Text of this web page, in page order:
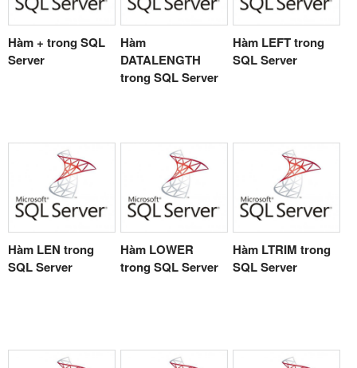
Hàm + trong SQL
Server
Hàm
DATALENGTH
trong SQL Server
Hàm LEFT trong
SQL Server
Hàm LEN trong
SQL Server
Hàm LOWER
trong SQL Server
Hàm LTRIM trong
SQL Server